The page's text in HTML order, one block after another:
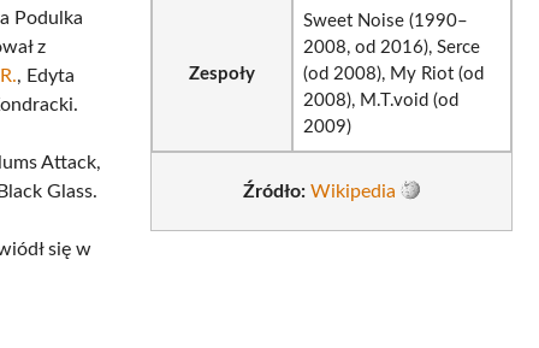
Podulka
z
, Edyta
Attack,
Glass.
się w
Zespoły
Sweet Noise (1990–
2008, od 2016), Serce
(od 2008), My Riot (od
2008), M.T.void (od
2009)
Źródło: Wikipedia